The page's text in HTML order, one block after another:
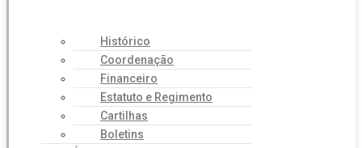
Histórico
Coordenação
Financeiro
Estatuto e Regimento
Cartilhas
Boletins